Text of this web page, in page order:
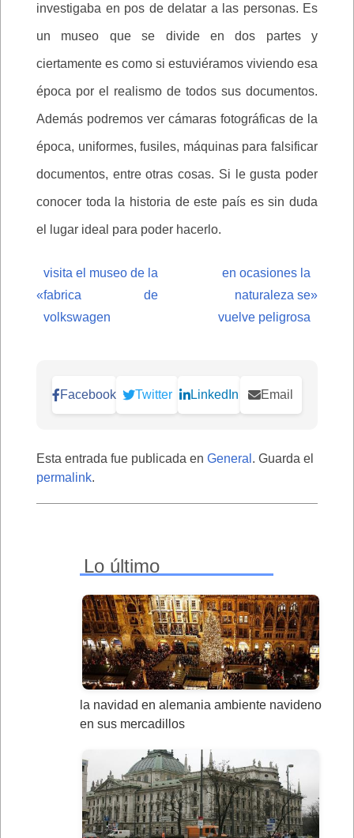
investigaba en pos de delatar a las personas. Es
un museo que se divide en dos partes y
ciertamente es como si estuviéramos viviendo esa
época por el realismo de todos sus documentos.
Además podremos ver cámaras fotográficas de la
época, uniformes, fusiles, máquinas para falsificar
documentos, entre otras cosas. Si le gusta poder
conocer toda la historia de este país es sin duda
el lugar ideal para poder hacerlo.
«
visita el museo de la
fabrica de
volkswagen
en ocasiones la
naturaleza se
vuelve peligrosa
»
Facebook Twitter LinkedIn Email
Esta entrada fue publicada en General . Guarda el
permalink.
Lo último
la navidad en alemania ambiente navideno
en sus mercadillos